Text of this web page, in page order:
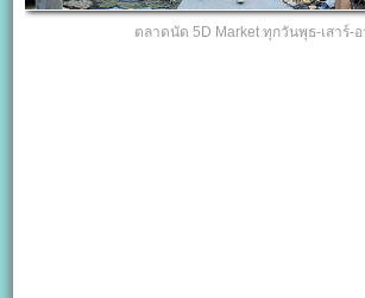
ตลาดนัด 5D Market ทุกวันพุธ-เสาร์-